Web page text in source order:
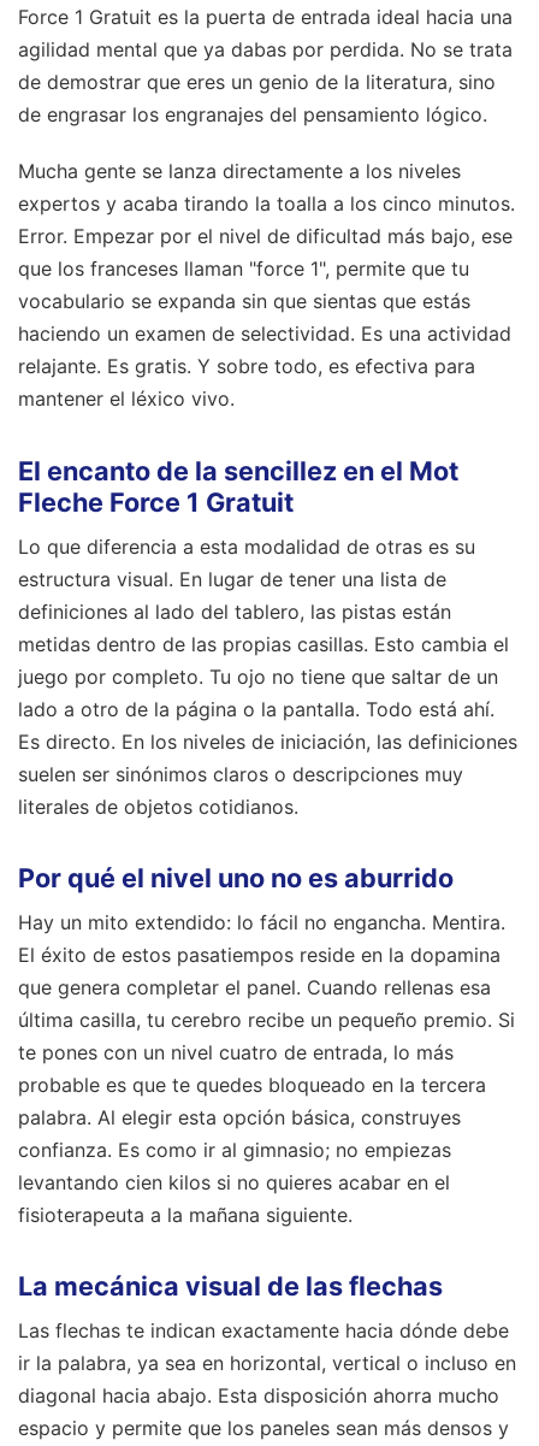
Force 1 Gratuit es la puerta de entrada ideal hacia una
agilidad mental que ya dabas por perdida. No se trata
de demostrar que eres un genio de la literatura, sino
de engrasar los engranajes del pensamiento lógico.
Mucha gente se lanza directamente a los niveles
expertos y acaba tirando la toalla a los cinco minutos.
Error. Empezar por el nivel de dificultad más bajo, ese
que los franceses llaman "force 1", permite que tu
vocabulario se expanda sin que sientas que estás
haciendo un examen de selectividad. Es una actividad
relajante. Es gratis. Y sobre todo, es efectiva para
mantener el léxico vivo.
El encanto de la sencillez en el Mot
Fleche Force 1 Gratuit
Lo que diferencia a esta modalidad de otras es su
estructura visual. En lugar de tener una lista de
definiciones al lado del tablero, las pistas están
metidas dentro de las propias casillas. Esto cambia el
juego por completo. Tu ojo no tiene que saltar de un
lado a otro de la página o la pantalla. Todo está ahí.
Es directo. En los niveles de iniciación, las definiciones
suelen ser sinónimos claros o descripciones muy
literales de objetos cotidianos.
Por qué el nivel uno no es aburrido
Hay un mito extendido: lo fácil no engancha. Mentira.
El éxito de estos pasatiempos reside en la dopamina
que genera completar el panel. Cuando rellenas esa
última casilla, tu cerebro recibe un pequeño premio. Si
te pones con un nivel cuatro de entrada, lo más
probable es que te quedes bloqueado en la tercera
palabra. Al elegir esta opción básica, construyes
confianza. Es como ir al gimnasio; no empiezas
levantando cien kilos si no quieres acabar en el
fisioterapeuta a la mañana siguiente.
La mecánica visual de las flechas
Las flechas te indican exactamente hacia dónde debe
ir la palabra, ya sea en horizontal, vertical o incluso en
diagonal hacia abajo. Esta disposición ahorra mucho
espacio y permite que los paneles sean más densos y